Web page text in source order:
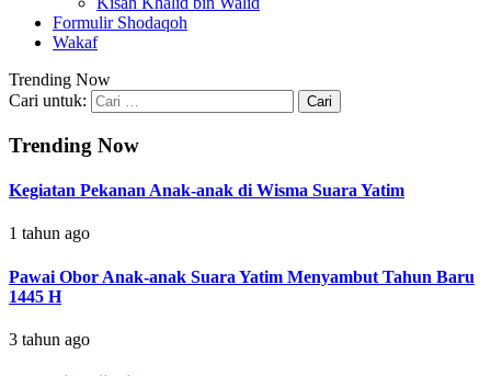
Formulir Shodaqoh
Wakaf
Trending Now
Cari untuk:
Trending Now
Kegiatan Pekanan Anak-anak di Wisma Suara Yatim
1 tahun ago
Pawai Obor Anak-anak Suara Yatim Menyambut Tahun Baru
1445 H
3 tahun ago